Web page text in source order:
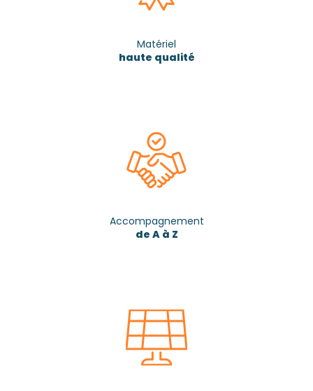
Matériel
haute qualité
Accompagnement
de A à Z